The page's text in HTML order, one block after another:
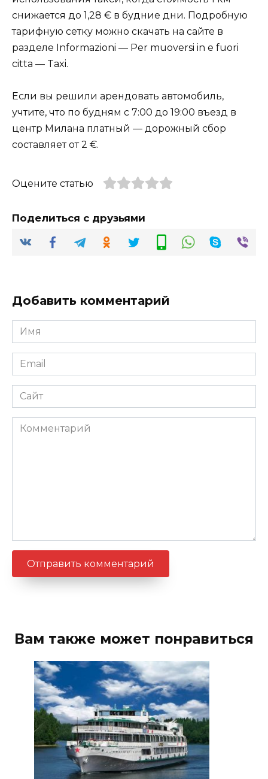
снижается до 1,28 € в будние дни. Подробную
тарифную сетку можно скачать на сайте в
разделе Informazioni — Per muoversi in e fuori
citta — Taxi.
Если вы решили арендовать автомобиль,
учтите, что по будням с 7:00 до 19:00 въезд в
центр Милана платный — дорожный сбор
составляет от 2 €.
Оцените статью
Поделиться с друзьями
Добавить комментарий
Имя
*
Email
*
Сайт
Комментарий
Вам также может понравиться